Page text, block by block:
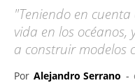
"Teniendo en
vida en los
a construir modelos
Por Alejandro Serrano -